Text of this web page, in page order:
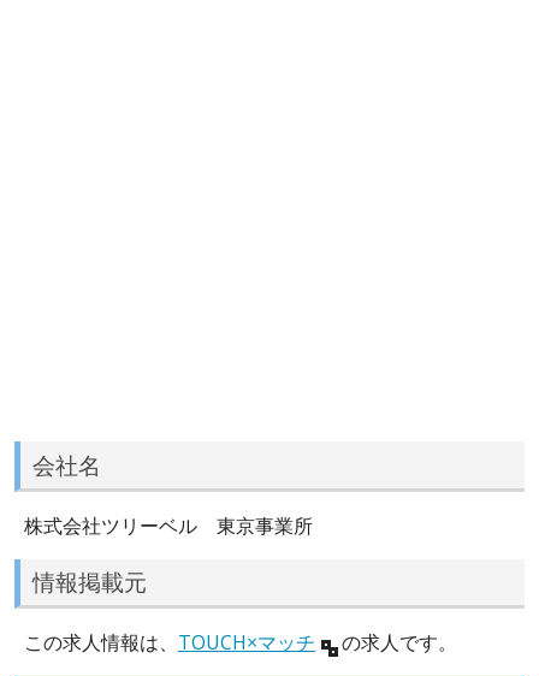
会社名
株式会社ツリーベル 東京事業所
情報掲載元
この求人情報は、 TOUCH×マッチ の求人です。